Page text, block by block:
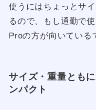
使うにはちょっとサ
るので、もし通勤で
Proの方が向いている
サイズ・重量とも
ンパクト